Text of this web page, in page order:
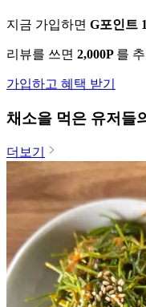
지금 가입하면 G포인트
리뷰를 쓰면 2,000P 를
가입하고 혜택 받기
채소을 먹은 유저들
더보기